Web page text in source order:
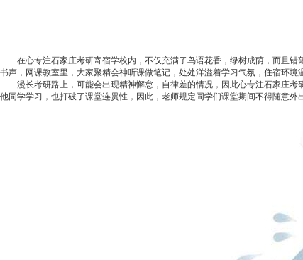
在心专注石家庄考研寄宿学校内，不仅充满了鸟语花香，绿树成荫，而且错
书声，网课教室里，大家聚精会神听课做笔记，处处洋溢着学习气氛，住宿环
漫长考研路上，可能会出现精神懈怠，自律差的情况，因此心专注石家庄考
他同学学习，也打破了课堂连贯性，因此，老师规定同学们课堂期间不得随意